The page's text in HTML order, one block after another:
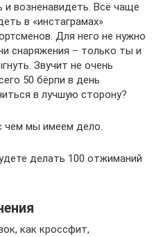
и возненавидеть. Всё чаще
в «инстаграмах»
Для него не нужно
снаряжения – только ты и
Звучит не очень
50 бёрпи в день
в лучшую сторону?
чем мы имеем дело.
делать 100 отжиманий
как кроссфит,